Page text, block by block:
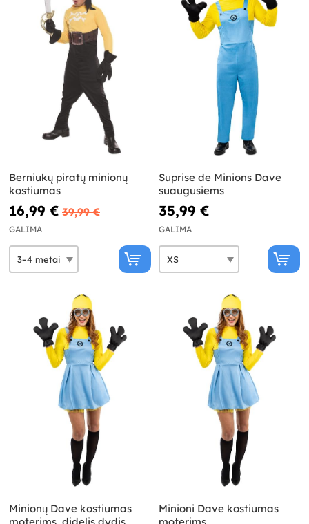
Berniukų piratų minionų
kostiumas
16,99 € 39,99 €
GALIMA
Suprise de Minions Dave
suaugusiems
35,99 €
GALIMA
Minionų Dave kostiumas
Minioni Dave kostiumas